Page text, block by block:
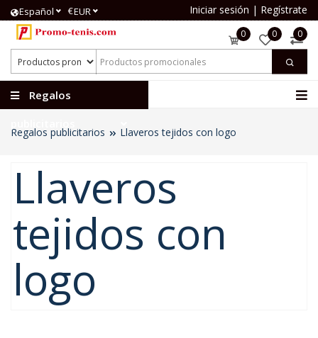
Español €EUR Iniciar sesión | Regístrate
0 0 0
Regalos
Regalos publicitarios Llaveros tejidos con logo
Llaveros
tejidos con
logo